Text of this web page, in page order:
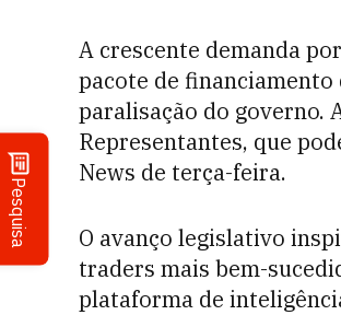
Pesquisa
A crescente demanda
pacote de
paralisação do governo.
Representantes, que
News de terça-feira.
O avanço legislativo
traders mais bem-
plataforma de